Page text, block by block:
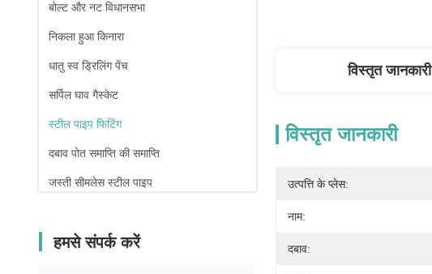
बोल्ट और नट विधानसभा
निकला हुआ किनारा
धातु स्व ड्रिलिंग पेंच
सर्पिल घाव गैस्केट
स्टील पाइप फिटिंग
दबाव पोत समाप्ति की समाप्ति
जस्ती सीमलेस स्टील पाइप
कम्प्रेशन स्प्रिंग
हमसे संपर्क करें
विस्तृत जानकारी
विस्तृत जानकारी
उत्पत्ति के प्लेस:
नाम:
दबाव: